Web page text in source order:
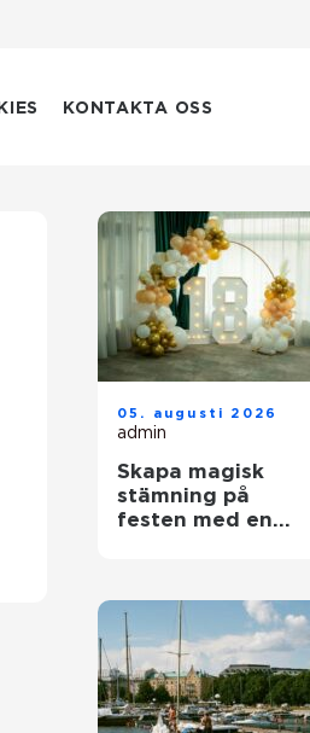
KONTAKTA OSS
05. augusti 2026
admin
Skapa magisk
stämning på
festen med en